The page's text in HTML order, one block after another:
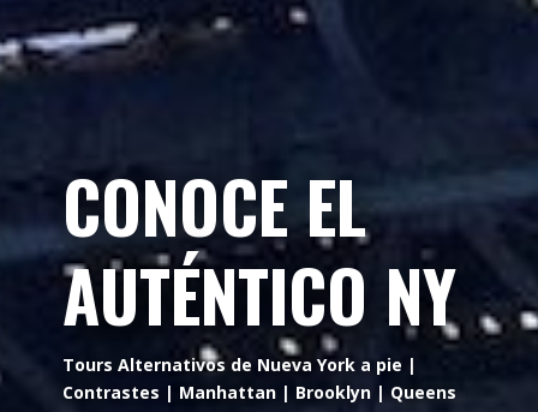
CONOCE EL
AUTÉNTICO NY
Tours Alternativos de Nueva York a pie |
Contrastes | Manhattan | Brooklyn | Queens